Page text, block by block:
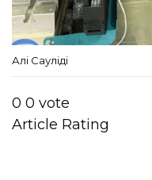
Алі Сауліді
0 0 vote
Article Rating